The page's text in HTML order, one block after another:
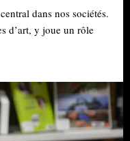
dans nos sociétés.
d’art, y joue un rôle